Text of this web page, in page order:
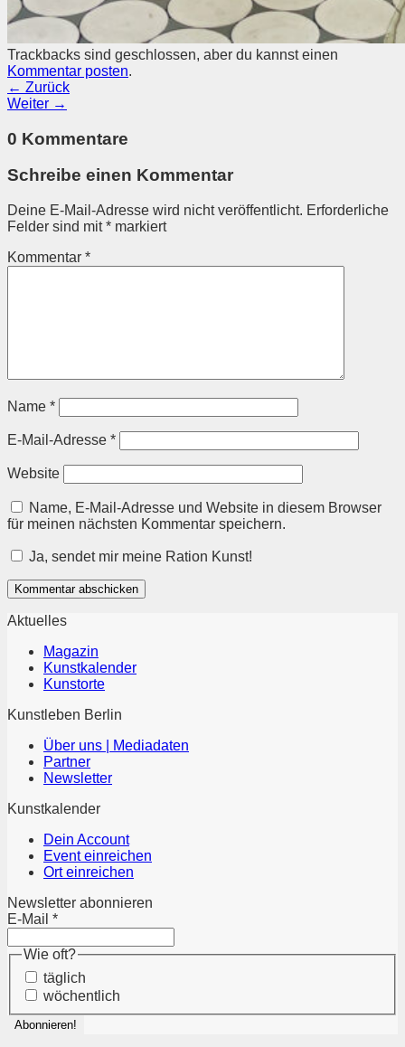
Trackbacks sind geschlossen, aber du kannst einen
Kommentar posten.
← Zurück
Weiter →
0 Kommentare
Schreibe einen Kommentar
Deine E-Mail-Adresse wird nicht veröffentlicht. Erforderliche
Felder sind mit* markiert
Kommentar *
Name *
E-Mail-Adresse *
Website
Name, E-Mail-Adresse und Website in diesem Browser
für meinen nächsten Kommentar speichern.
Ja, sendet mir meine Ration Kunst!
Aktuelles
Magazin
Kunstkalender
Kunstorte
Kunstleben Berlin
Über uns | Mediadaten
Partner
Newsletter
Kunstkalender
Dein Account
Event einreichen
Ort einreichen
Newsletter abonnieren
E-Mail *
Wie oft?
täglich
wöchentlich